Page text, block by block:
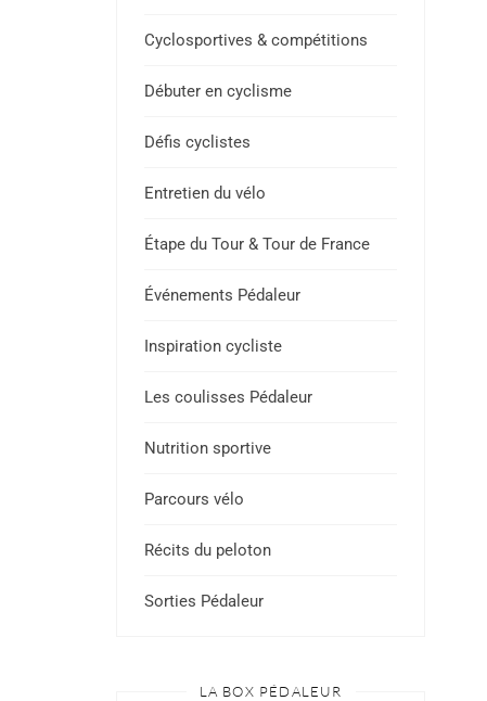
Cyclosportives & compétitions
Débuter en cyclisme
Défis cyclistes
Entretien du vélo
Étape du Tour & Tour de France
Événements Pédaleur
Inspiration cycliste
Les coulisses Pédaleur
Nutrition sportive
Parcours vélo
Récits du peloton
Sorties Pédaleur
LA BOX PÉDALEUR